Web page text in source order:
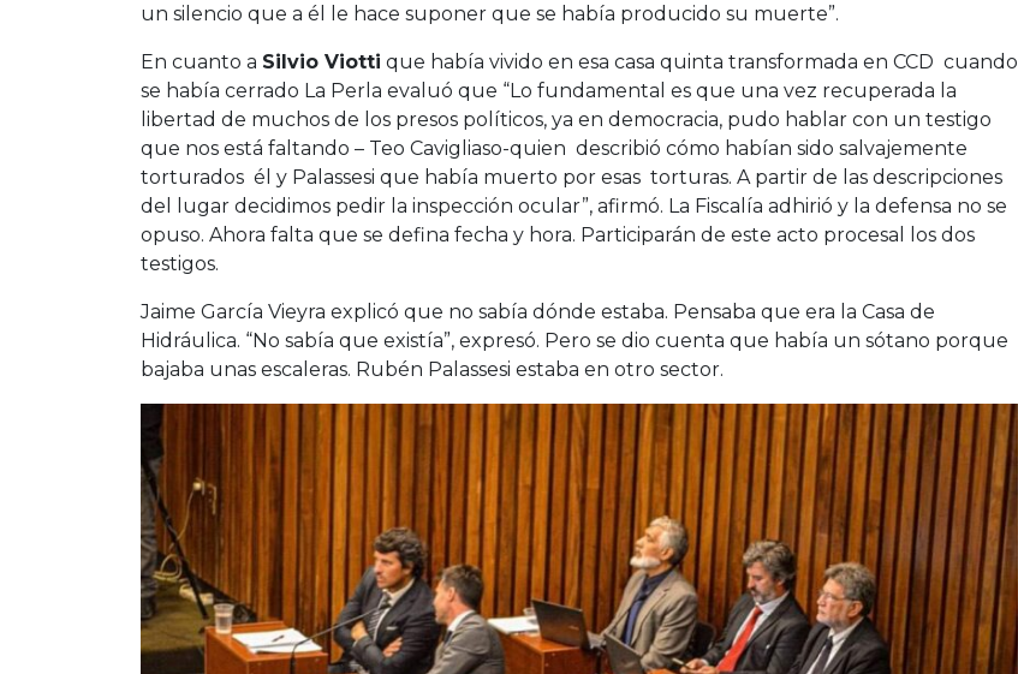
un silencio que a él le hace suponer que se había producido su muerte”.
En cuanto a Silvio Viotti que había vivido en esa casa quinta transformada en CCD cuando
se había cerrado La Perla evaluó que “Lo fundamental es que una vez recuperada la
libertad de muchos de los presos políticos, ya en democracia, pudo hablar con un testigo
que nos está faltando – Teo Cavigliaso-quien describió cómo habían sido salvajemente
torturados él y Palassesi que había muerto por esas torturas. A partir de las descripciones
del lugar decidimos pedir la inspección ocular”, afirmó. La Fiscalía adhirió y la defensa no se
opuso. Ahora falta que se defina fecha y hora. Participarán de este acto procesal los dos
testigos.
Jaime García Vieyra explicó que no sabía dónde estaba. Pensaba que era la Casa de
Hidráulica. “No sabía que existía”, expresó. Pero se dio cuenta que había un sótano porque
bajaba unas escaleras. Rubén Palassesi estaba en otro sector.